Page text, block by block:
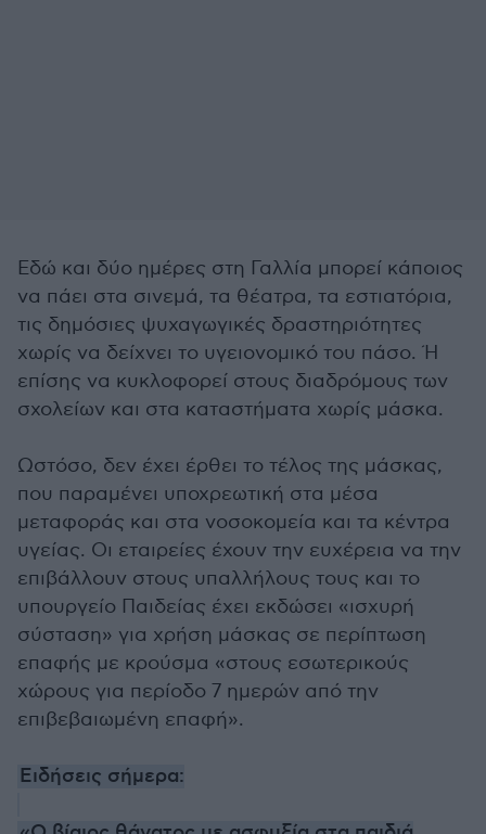
Εδώ και δύο ημέρες στη Γαλλία μπορεί κάποιος
να πάει στα σινεμά, τα θέατρα, τα εστιατόρια,
τις δημόσιες ψυχαγωγικές δραστηριότητες
χωρίς να δείχνει το υγειονομικό του πάσο. Ή
επίσης να κυκλοφορεί στους διαδρόμους των
σχολείων και στα καταστήματα χωρίς μάσκα.
Ωστόσο, δεν έχει έρθει το τέλος της μάσκας,
που παραμένει υποχρεωτική στα μέσα
μεταφοράς και στα νοσοκομεία και τα κέντρα
υγείας. Οι εταιρείες έχουν την ευχέρεια να την
επιβάλλουν στους υπαλλήλους τους και το
υπουργείο Παιδείας έχει εκδώσει «ισχυρή
σύσταση» για χρήση μάσκας σε περίπτωση
επαφής με κρούσμα «στους εσωτερικούς
χώρους για περίοδο 7 ημερών από την
επιβεβαιωμένη επαφή».
Ειδήσεις σήμερα: